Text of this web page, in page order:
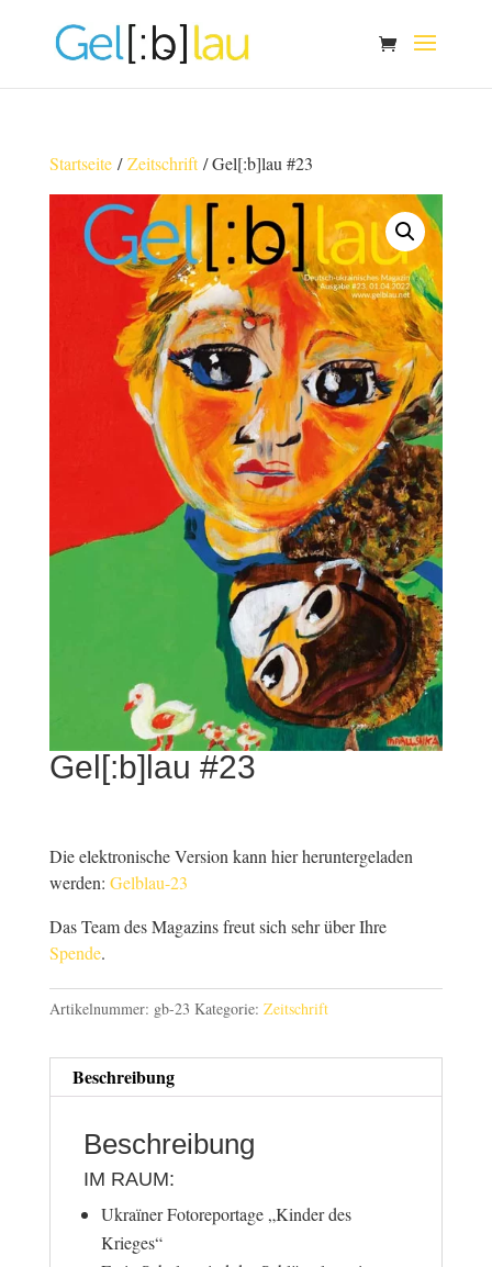
Startseite/Zeitschrift/ Gel[:b]lau #23
Gel[:b]lau #23
Die elektronische Version kann hier heruntergeladen
werden: Gelblau-23
Das Team des Magazins freut sich sehr über Ihre
Spende.
Artikelnummer: gb-23 Kategorie: Zeitschrift
Beschreibung
Beschreibung
IM RAUM:
Ukraїner Fotoreportage „Kinder des
Krieges“